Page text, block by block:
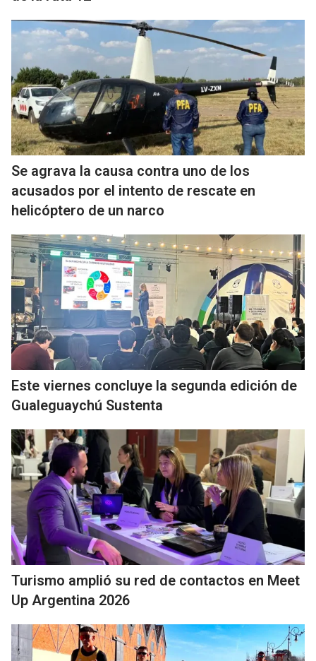
Se agrava la causa contra uno de los
acusados por el intento de rescate en
helicóptero de un narco
Este viernes concluye la segunda edición de
Gualeguaychú Sustenta
Turismo amplió su red de contactos en Meet
Up Argentina 2026